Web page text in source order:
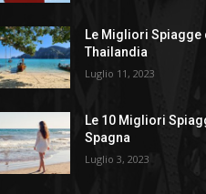
Le Migliori Spiagge
Thailandia
Luglio 11, 2023
Le 10 Migliori
Spagna
Luglio 3, 2023